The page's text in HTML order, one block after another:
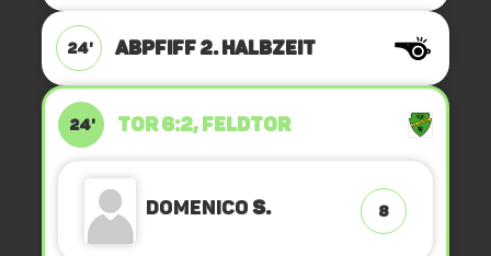
24' ABPFIFF 2. Halbzeit
24' TOR 6:2, FELDTOR
DomenicoS. 8